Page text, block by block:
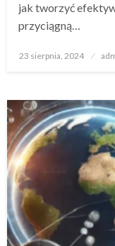
jak tworzyć
przyciągną…
Opublikowane
23 sierpnia, 2024